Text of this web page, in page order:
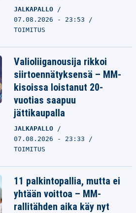
JALKAPALLO
07.08.2026 - 23:53
TOIMITUS
Valioliiganousija rikkoi
siirtoennätyksensä – MM-
kisoissa loistanut 20-
vuotias saapuu
jättikaupalla
JALKAPALLO
07.08.2026 - 23:33
TOIMITUS
11 palkintopallia, mutta ei
yhtään voittoa – MM-
rallitähden aika käy nyt